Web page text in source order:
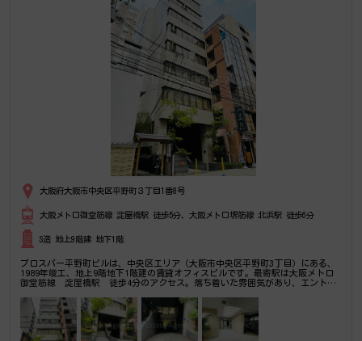
大阪府大阪市中央区平野町３丁目1番8号
大阪メトロ御堂筋線 淀屋橋駅 徒歩5分、大阪メトロ堺筋線 北浜駅 徒歩6分
S造 地上9階建 地下1階
プロスパー平野町ビルは、中央区エリア（大阪市中央区平野町3丁目）にある、
1989年竣工、地上9階地下1階建の賃貸オフィスビルです。最寄駅は大阪メトロ
御堂筋線 淀屋橋駅 徒歩4分のアクセス。落ち着いた雰囲気があり、エントラ
フィス移転の事なら何でもご相談下さい。